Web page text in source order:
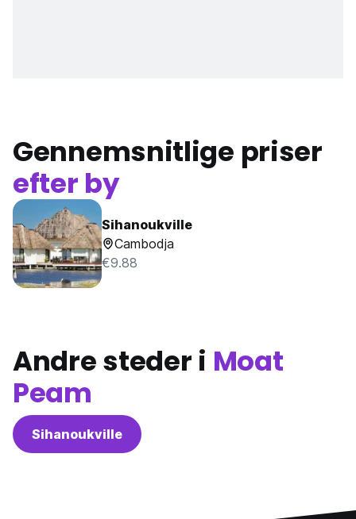
Gennemsnitlige priser
efter by
Sihanoukville
Cambodja
€9.88
Andre steder i Moat
Peam
Sihanoukville